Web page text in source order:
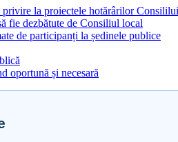
la proiectele hotărârilor
fie dezbătute de Consiliul local
de participanți la ședinele publice
oportună și necesară